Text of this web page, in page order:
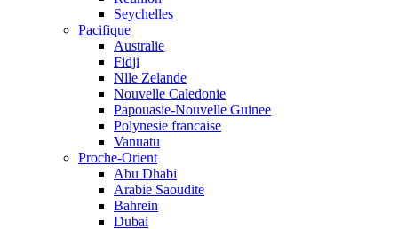
Seychelles
Pacifique
Australie
Fidji
Nlle Zelande
Nouvelle Caledonie
Papouasie-Nouvelle Guinee
Polynesie francaise
Vanuatu
Proche-Orient
Abu Dhabi
Arabie Saoudite
Bahrein
Dubai